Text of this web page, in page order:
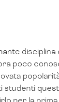
disciplina
poco
studenti